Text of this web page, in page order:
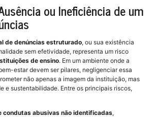
ou Ineficiência de um
de denúncias estruturado, ou sua existência
sem efetividade, representa um risco
de ensino. Em um ambiente onde a
estar devem ser pilares, negligenciar essa
não apenas a imagem da instituição, mas
e sustentabilidade. Entre os principais riscos,
condutas abusivas não identificadas,